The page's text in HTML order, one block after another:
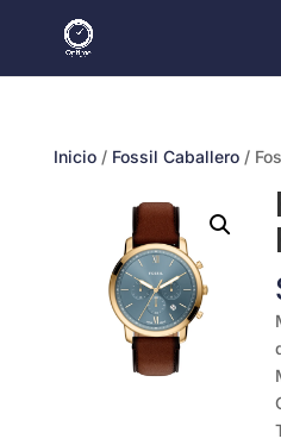
Inicio/ Fossil Caballero/